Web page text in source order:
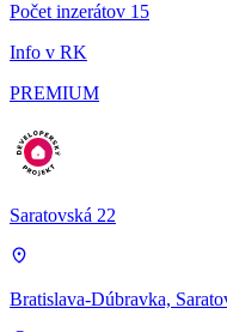
Počet inzerátov 15
Info v RK
PREMIUM
Saratovská 22
Bratislava-Dúbravka,